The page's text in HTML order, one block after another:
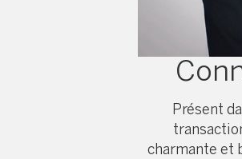
Présent
charmante et